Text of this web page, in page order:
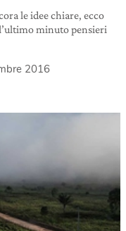
le idee chiare, ecco
minuto pensieri
2016